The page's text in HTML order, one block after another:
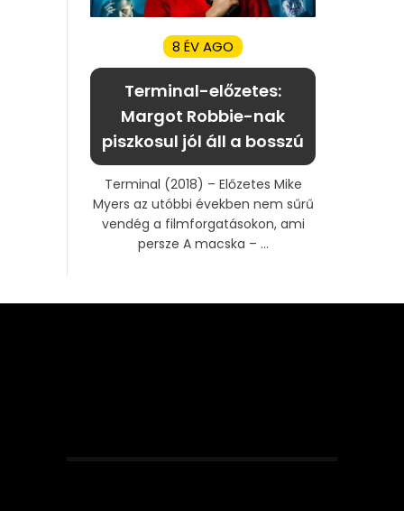
8 ÉV AGO
Terminal-előzetes:
Margot Robbie-nak
piszkosul jól áll a bosszú
Terminal (2018) – Előzetes Mike
Myers az utóbbi években nem sűrű
vendég a filmforgatásokon, ami
persze A macska – ...